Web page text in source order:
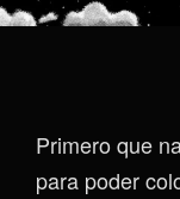
Primero que
para poder